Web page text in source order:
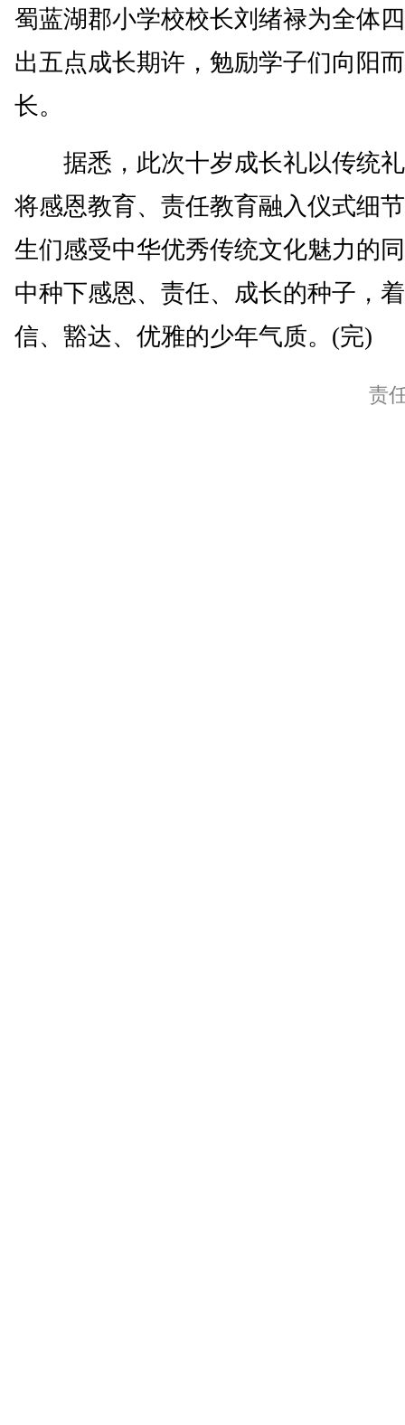
蜀蓝湖郡小学校校长刘绪禄为全体
出五点成长期许，勉励学子们向阳
长。
据悉，此次十岁成长礼以传统礼
将感恩教育、责任教育融入仪式细
生们感受中华优秀传统文化魅力的
中种下感恩、责任、成长的种子，
信、豁达、优雅的少年气质。(完)
责